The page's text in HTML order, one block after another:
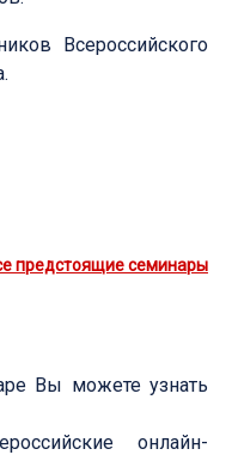
Всероссийского
предстоящие семинары
Вы можете узнать
онлайн-